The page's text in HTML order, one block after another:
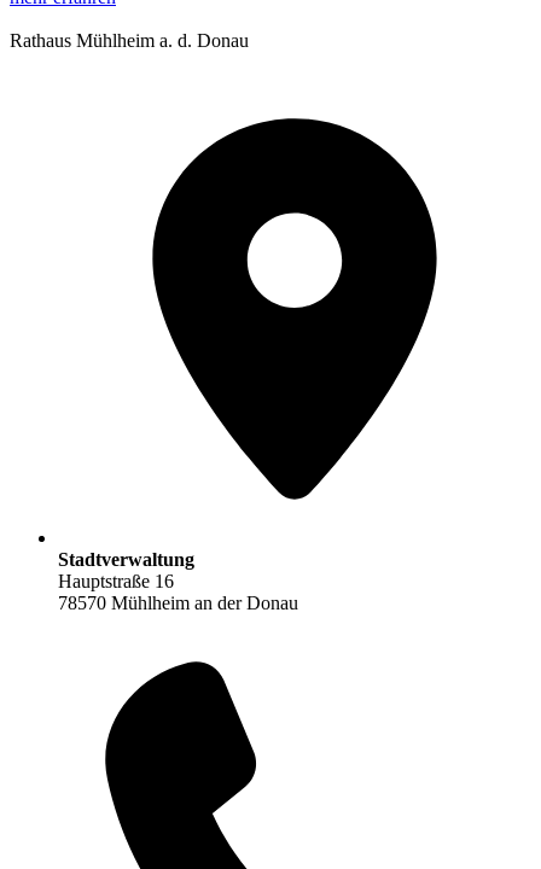
Rathaus Mühlheim a. d. Donau
Stadtverwaltung
Hauptstraße 16
78570 Mühlheim an der Donau